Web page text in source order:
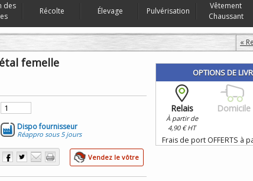
des
Récolte Élevage Pulvérisation
Vêtement
Chaussant
«
femelle
Dispo fournisseur
Réappro sous 5 jours
Vendez le vôtre
OPTIONS DE
Relais
À partir de
4,90 € HT
Domicile
Frais de port OFFERTS à